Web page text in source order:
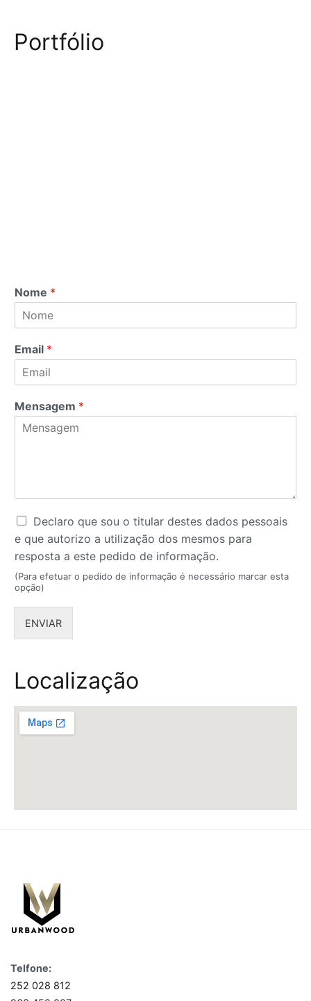
Portfólio
Nome *
Email *
Mensagem *
R
G
P
D
*
Declaro que sou o titular destes dados pessoais
e que autorizo a utilização dos mesmos para
resposta a este pedido de informação.
(Para efetuar o pedido de informação é necessário marcar esta
opção)
ENVIAR
Localização
Telfone:
252 028 812